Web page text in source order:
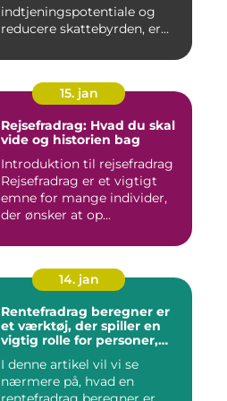
indtjeningspotentiale og
reducere skattebyrden, er
15. jan
Rejsefradrag: Hvad du skal
vide og historien bag
Introduktion til rejsefradrag
Rejsefradrag er et vigtigt
emne for mange individer,
der ønsker at op...
14. jan
Rentefradrag beregner er
et værktøj, der spiller en
vigtig rolle for personer,
optimere deres
skatteindberetning og få
mest muligt ud af de
I denne artikel vil vi se
nærmere på, hvad en